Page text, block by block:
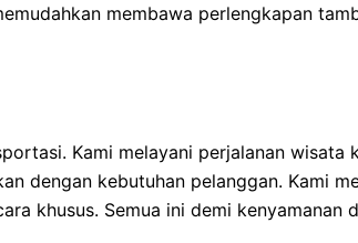
membawa perlengkapan
Kami melayani perjalanan wisata
dengan kebutuhan pelanggan. Kami
khusus. Semua ini demi kenyamanan